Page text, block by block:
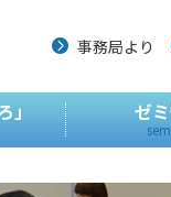
事務局より
」 ゼ